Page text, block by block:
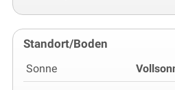
Standort/Boden
Sonne